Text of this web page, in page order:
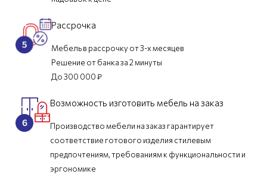
Рассрочка
Мебель в рассрочку от 3-х месяцев
Решение от банка за 2 минуты
До 300 000 ₽
Возможность изготовить мебель на заказ
Производство мебели на заказ гарантирует
соответствие готового изделия стилевым
предпочтениям, требованиям к функциональности и
эргономике